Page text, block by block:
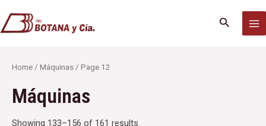
al
contenido
Buscar
Home / Máquinas / Page 12
Máquinas
Showing 133–156 of 161 results